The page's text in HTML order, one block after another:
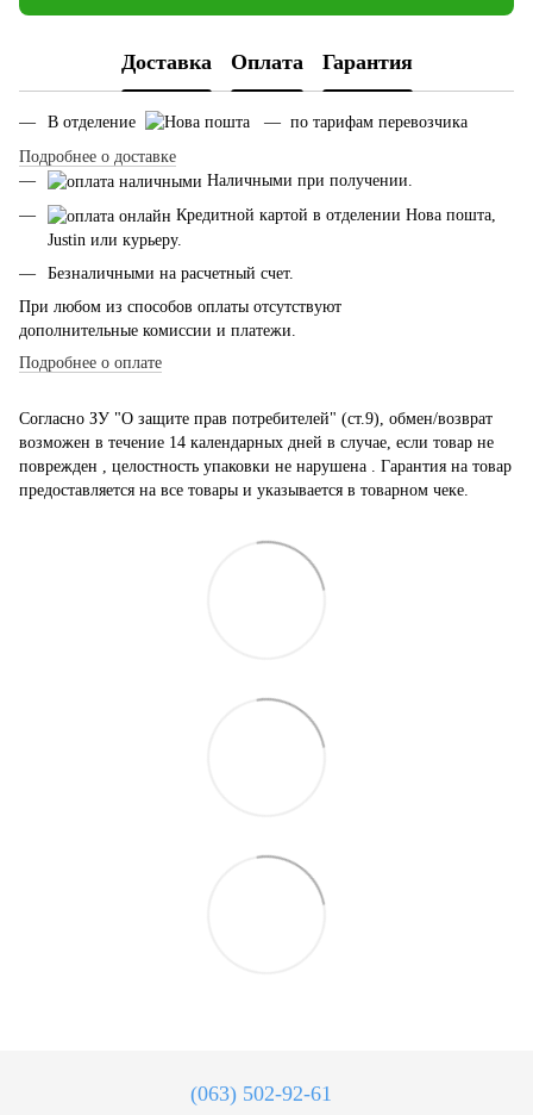
Доставка Оплата Гарантия
В отделение
— по тарифам перевозчика
Подробнее о доставке
Наличными при получении.
Кредитной картой в отделении Нова пошта,
Justin или курьеру.
Безналичными на расчетный счет.
При любом из способов оплаты отсутствуют
дополнительные комиссии и платежи.
Подробнее о оплате
Согласно ЗУ "О защите прав потребителей" (ст.9), обмен/возврат
возможен в течение 14 календарных дней в случае, если товар не
поврежден , целостность упаковки не нарушена . Гарантия на товар
предоставляется на все товары и указывается в товарном чеке.
(063) 502-92-61